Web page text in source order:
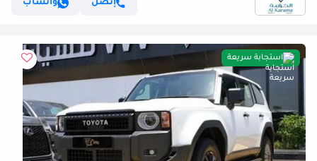
إتصل
واتساب
استجابة سريعة